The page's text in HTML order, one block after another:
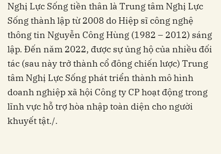
Nghị Lực Sống tiền thân là Trung tâm Nghị Lực
Sống thành lập từ 2008 do Hiệp sĩ công nghệ
thông tin Nguyễn Công Hùng (1982 – 2012) sáng
lập. Đến năm 2022, được sự ủng hộ của nhiều đối
tác (sau này trở thành cổ đông chiến lược) Trung
tâm Nghị Lực Sống phát triển thành mô hình
doanh nghiệp xã hội Công ty CP hoạt động trong
lĩnh vực hỗ trợ hòa nhập toàn diện cho người
khuyết tật./.